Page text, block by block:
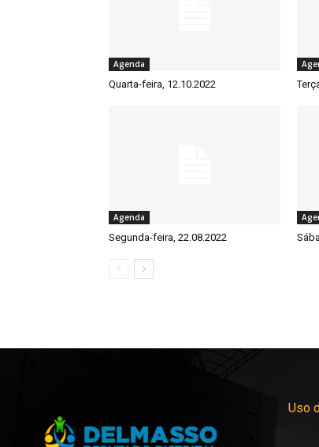
Agenda
Quarta-feira, 12.10.2022
Agenda
Segunda-feira, 22.08.2022
Uso